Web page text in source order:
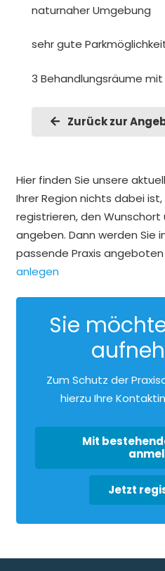
naturnaher Umgebung
sehr gute
3 Behandlungsräume
Zurück zur
Hier finden Sie unsere
Ihrer Region nichts dabei
registrieren, den Wunschort
angeben. Dann werden Sie
passende Praxis angeboten
anlegen
Sie
Zum Schutz der
hierzu Ihre
Mit
Jetzt